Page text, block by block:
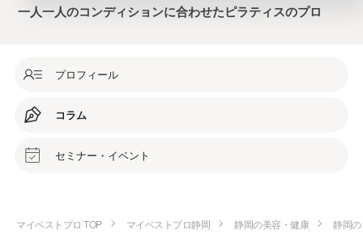
一人一人のコンディションに合わせたピラティスのプロ
プロフィール
コラム
セミナー・イベント
マイベストプロ TOP マイベストプロ静岡 静岡の美容・健康 静岡